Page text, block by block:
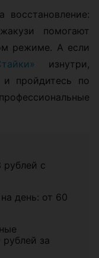
помогают
режиме. А если
изнутри,
и пройдитесь по
с
день: от 60
за